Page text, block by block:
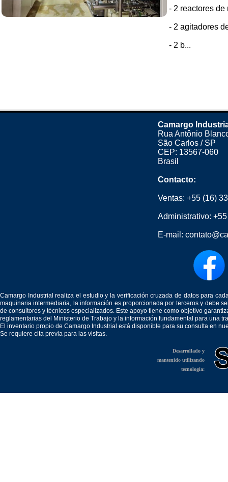
- 2 reactores
- 2 agitadores
- 2 b...
Camargo
Rua Antônio
São Carlos / SP
CEP: 13567-060
Brasil
Contacto:
Ventas: +55 (16)
Administrativo:
E-mail:
Camargo Industrial realiza el estudio y la verificación cruzada de datos para
maquinaria intermediaria, la información es proporcionada por terceros y debe
de consultores y técnicos especializados. Este apoyo tiene como objetivo
reglamentarias del Ministerio de Trabajo y la información fundamental para una
El inventario propio de Camargo Industrial está disponible para su consulta en
Se requiere cita previa para las visitas.
Desarrollado y
mantenido utilizando
tecnología: